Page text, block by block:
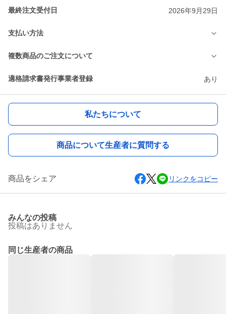
最終注文受付日 2026年9月29日
支払い方法
複数商品のご注文について
適格請求書発行事業者登録 あり
私たちについて
商品について生産者に質問する
商品をシェア リンクをコピー
みんなの投稿
投稿はありません
同じ生産者の商品